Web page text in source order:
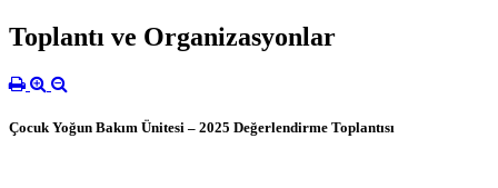
Toplantı ve Organizasyonlar
Çocuk Yoğun Bakım Ünitesi – 2025 Değerlendirme Toplantısı